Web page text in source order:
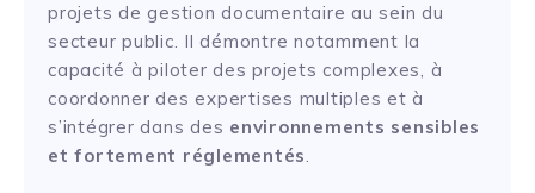
projets de gestion documentaire au sein du
secteur public. Il démontre notamment la
capacité à piloter des projets complexes, à
coordonner des expertises multiples et à
s’intégrer dans des environnements sensibles
et fortement réglementés.